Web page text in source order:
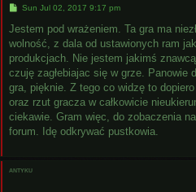
P
s
Sun Jul 02, 2017 9:17 pm
Jestem pod wrażeniem. Ta gra ma
wolność, z dala od ustawionych ram
produkcjach. Nie jestem jakimś
czuję zagłebiajac się w grze.
gra, pięknie. Z tego co widzę to
oraz rzut gracza w całkowicie
ciekawie. Gram więc, do zobaczenia
forum. Idę odkrywać pustkowia.
antyku